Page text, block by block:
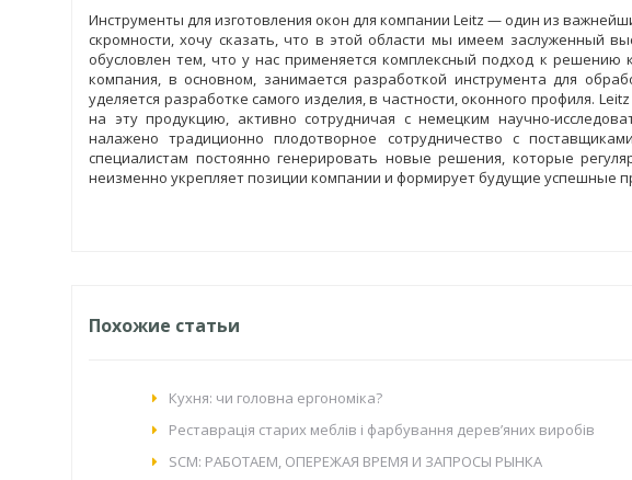
Инструменты для изготовления окон для компании Leitz — один из
скромности, хочу сказать, что в этой области мы имеем заслуженный
обусловлен тем, что у нас применяется комплексный подход к решению
компания, в основном, занимается разработкой инструмента для
уделяется разработке самого изделия, в частности, оконного профиля.
на эту продукцию, активно сотрудничая с немецким научно-
налажено традиционно плодотворное сотрудничество с
специалистам постоянно генерировать новые решения, которые
неизменно укрепляет позиции компании и формирует будущие успешные
Похожие статьи
Кухня: чи головна ергономіка?
Реставрація старих меблів і фарбування дерев’яних виробів
SCM: РАБОТАЕМ, ОПЕРЕЖАЯ ВРЕМЯ И ЗАПРОСЫ РЫНКА